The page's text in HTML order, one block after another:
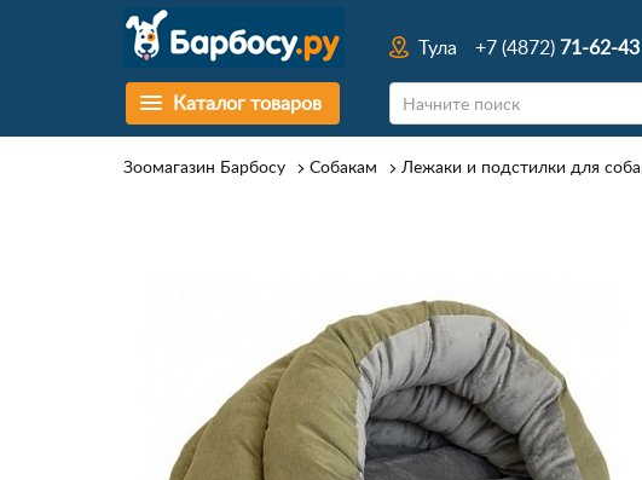
Тула +7 (4872) 71-62-43
Каталог товаров
Зоомагазин Барбосу Собакам Лежаки и подстилки для